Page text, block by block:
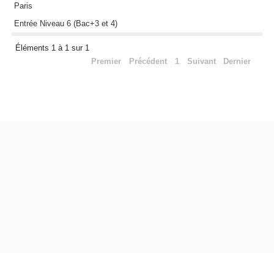
Paris
Entrée Niveau 6 (Bac+3 et 4)
Éléments 1 à 1 sur 1
Premier
Précédent 1 Suivant Dernier